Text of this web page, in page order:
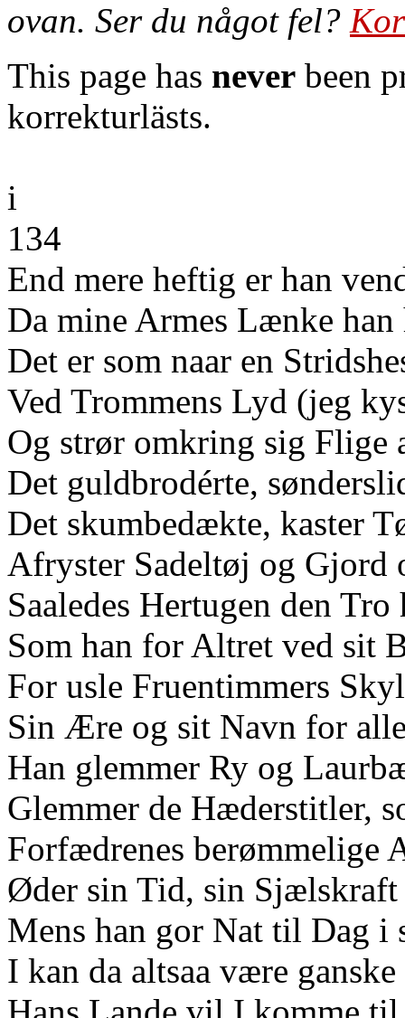
ovan. Ser du något fel?
This page has never been
korrekturlästs.
i
134
End mere heftig er han
Da mine Armes Lænke han
Det er som naar en
Ved Trommens Lyd (jeg
Og strør omkring sig Flige
Det guldbrodérte,
Det skumbedækte, kaster
Afryster Sadeltøj og Gjord
Saaledes Hertugen den Tro
Som han for Altret ved sit
For usle Fruentimmers
Sin Ære og sit Navn for
Han glemmer Ry og
Glemmer de Hæderstitler,
Forfædrenes berømmelige
Øder sin Tid, sin Sjælskraft
Mens han gor Nat til Dag i
I kan da altsaa være